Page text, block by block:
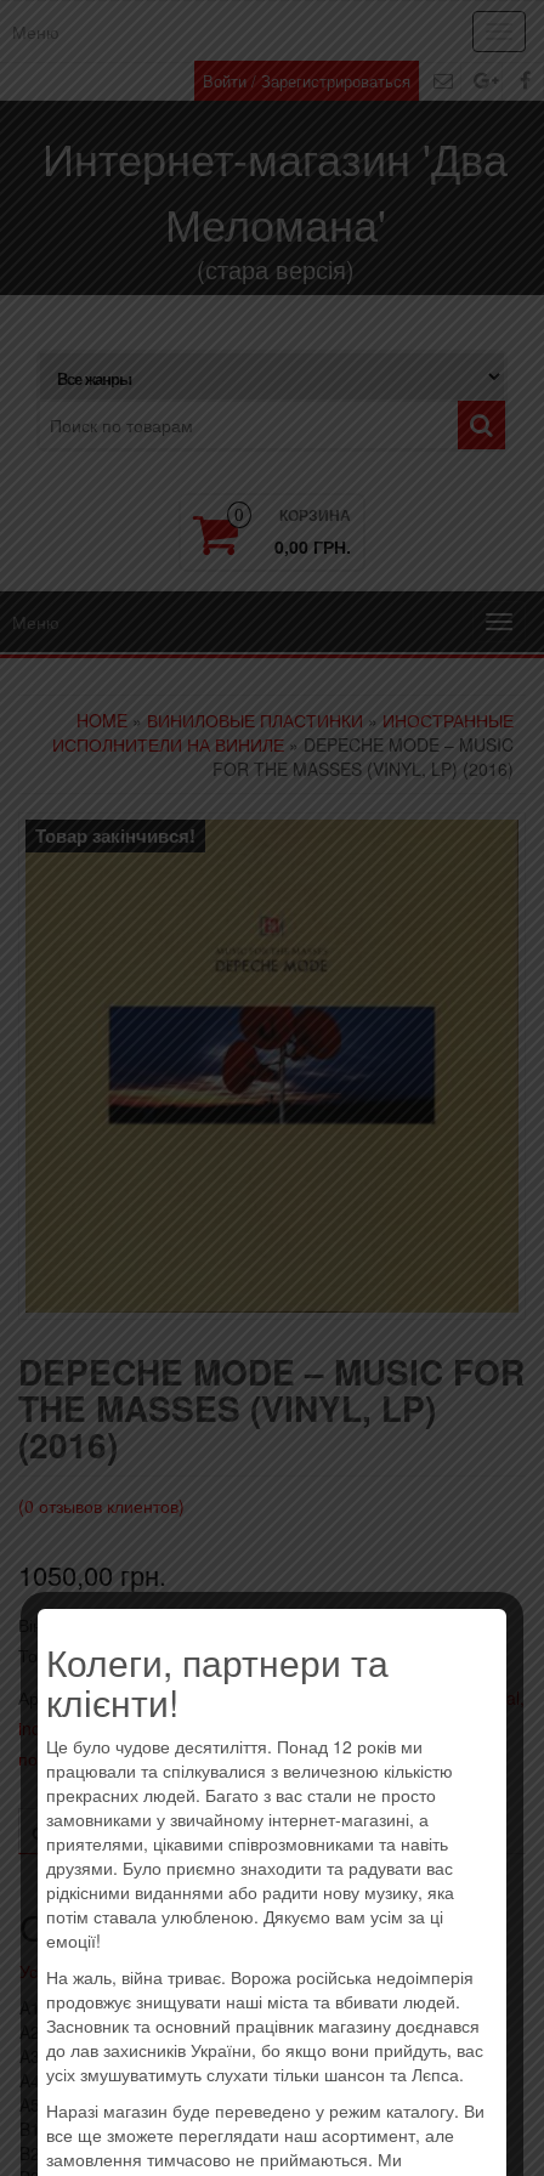
Меню
Войти / Зарегистрироваться
Интернет-магазин 'Два
Меломана'
(стара версія)
0 КОРЗИНА
0,00 ГРН.
Меню
HOME » ВИНИЛОВЫЕ ПЛАСТИНКИ » ИНОСТРАННЫЕ
ИСПОЛНИТЕЛИ НА ВИНИЛЕ » DEPECHE MODE – MUSIC
FOR THE MASSES (VINYL, LP) (2016)
Товар закінчився!
DEPECHE MODE – MUSIC FOR
THE MASSES (VINYL, LP)
(2016)
(0 отзывов клиентов)
1050,00 грн.
Вінілова платівка (Vinyl record)
Товар закінчився!
Артикул:0889853367313
- Alternative rock, nu metal,
industrial
поступления Метка:Imported
ОПИСАНИЕ ОТЗЫВЫ (0)
Описание
Усі товари: Depeche Mode
A1 Never Let Me Down Again 4:47
A2 The Things You Said 4:00
A3 Strangelove 4:56
A4 Sacred 4:45
A5 Little 15 4:14
B1 Behind The Wheel 5:19
B2 I Want You Now 3:56
Колеги, партнери та
клієнти!
Це було чудове десятиліття. Понад 12 років ми
працювали та спілкувалися з величезною кількістю
прекрасних людей. Багато з вас стали не просто
замовниками у звичайному інтернет-магазині, а
приятелями, цікавими співрозмовниками та навіть
друзями. Було приємно знаходити та радувати вас
рідкісними виданнями або радити нову музику, яка
потім ставала улюбленою. Дякуємо вам усім за ці
емоції!
На жаль, війна триває. Ворожа російська недоімперія
продовжує знищувати наші міста та вбивати людей.
Засновник та основний працівник магазину доєднався
до лав захисників України, бо якщо вони прийдуть, вас
усіх змушуватимуть слухати тільки шансон та Лєпса.
Наразі магазин буде переведено у режим каталогу. Ви
все ще зможете переглядати наш асортимент, але
замовлення тимчасово не приймаються. Ми